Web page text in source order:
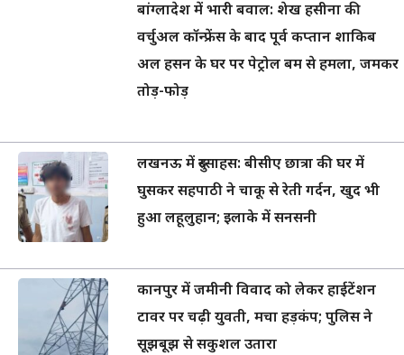
बांग्लादेश में भारी बवाल: शेख हसीना की
वर्चुअल कॉन्फ्रेंस के बाद पूर्व कप्तान शाकिब
अल हसन के घर पर पेट्रोल बम से हमला, जमकर
तोड़-फोड़
लखनऊ में दुस्साहस: बीसीए छात्रा की घर में
घुसकर सहपाठी ने चाकू से रेती गर्दन, खुद भी
हुआ लहूलुहान; इलाके में सनसनी
कानपुर में जमीनी विवाद को लेकर हाईटेंशन
टावर पर चढ़ी युवती, मचा हड़कंप; पुलिस ने
सूझबूझ से सकुशल उतारा